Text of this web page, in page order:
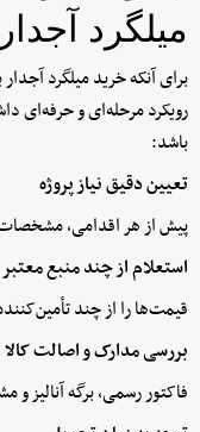
میلگرد
برای آنکه خرید میلگرد
رویکرد مرحله‌ای و حرفه‌ای
باشد:
تعیین دقیق نیاز پروژه
پیش از هر اقدامی، مشخصات
استعلام از چند منبع معتبر
قیمت‌ها را از چند
بررسی مدارک و اصالت کالا
فاکتور رسمی، برگه آنالیز